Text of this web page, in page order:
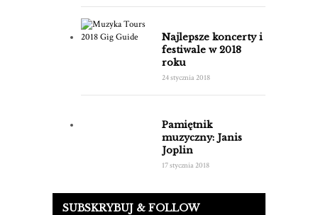
Najlepsze koncerty i
festiwale w 2018
roku
24 stycznia 2018
Pamiętnik
muzyczny: Janis
Joplin
17 stycznia 2018
SUBSKRYBUJ & FOLLOW